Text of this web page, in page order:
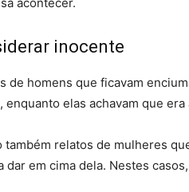
inocente
de homens que ficavam
enquanto elas achavam que
também relatos de mulheres
dar em cima dela. Nestes